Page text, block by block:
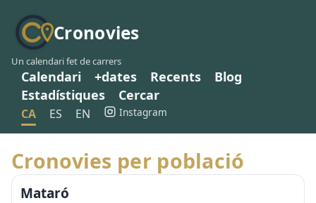
Cronovies
Un calendari fet de carrers
Calendari +dates Recents
Blog
Estadístiques
Cercar
CA ES EN Instagram
Cronovies per població
Mataró